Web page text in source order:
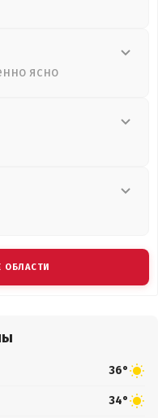
ясно
ОБЛАСТИ
36°
34°